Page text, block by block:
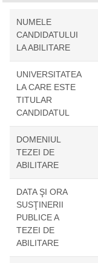
NUMELE
CANDIDATULUI
LA ABILITARE
UNIVERSITATEA
LA CARE ESTE
TITULAR
CANDIDATUL
DOMENIUL
TEZEI DE
ABILITARE
DATA ŞI ORA
SUSŢINERII
PUBLICE A
TEZEI DE
ABILITARE